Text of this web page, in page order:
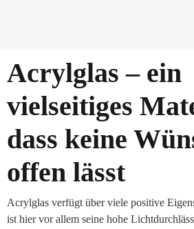
Acrylglas – ein
vielseitiges
dass keine
offen lässt
Acrylglas verfügt über viele positive
ist hier vor allem seine hohe